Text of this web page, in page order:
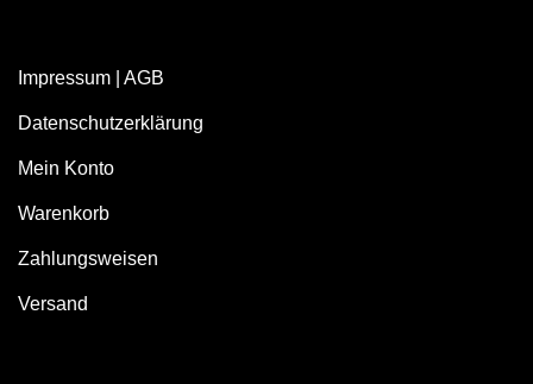
Impressum AGB
Datenschutzerklärung
Mein Konto
Warenkorb
Zahlungsweisen
Versand